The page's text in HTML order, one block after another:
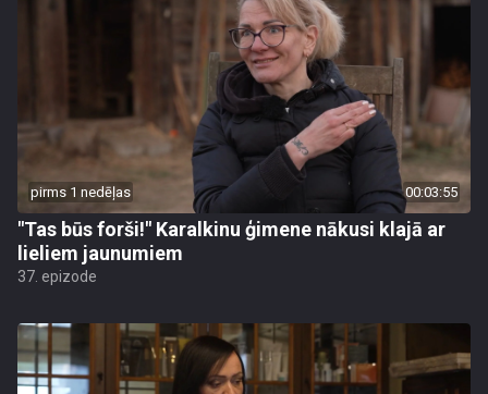
pirms 1 nedēļas 00:03:55
"Tas būs forši!" Karalkinu ģimene nākusi klajā ar
lieliem jaunumiem
37. epizode